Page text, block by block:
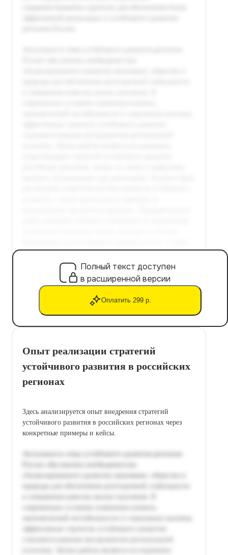
Полный текст доступен
в расширенной версии
Оплатить 299 р.
Опыт реализации стратегий
устойчивого развития в российских
регионах
Здесь анализируется опыт внедрения стратегий
устойчивого развития в российских регионах через
конкретные примеры и кейсы.